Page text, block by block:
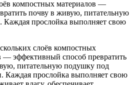
компостных материалов —
почву в живую, питательную
Каждая прослойка выполняет свою
слоёв компостных
— эффективный способ превратить
питательную подушку под
Каждая прослойка выполняет свою